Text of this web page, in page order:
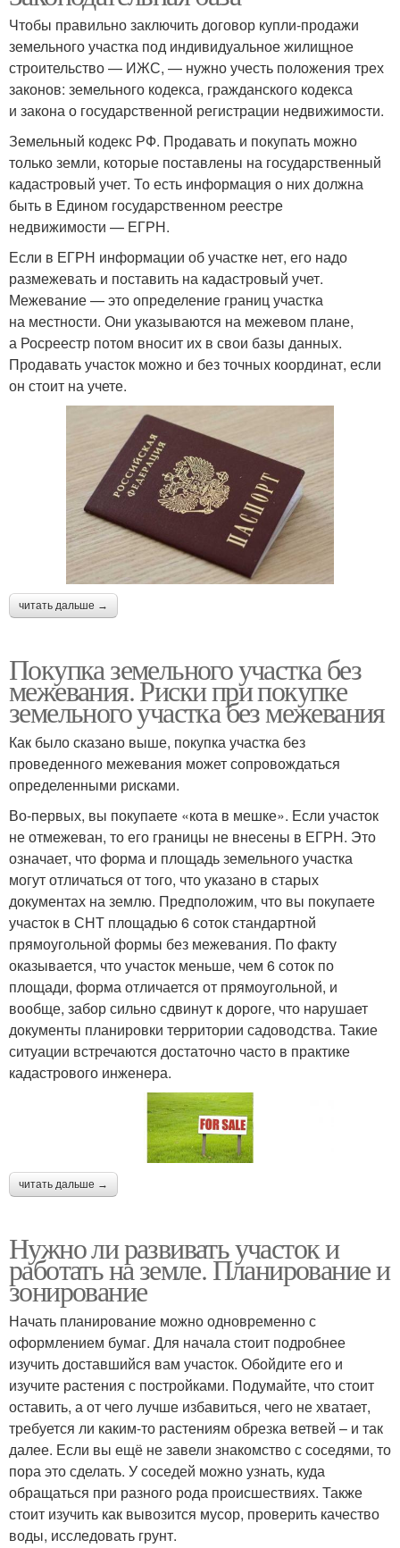
Чтобы правильно заключить договор купли-продажи
земельного участка под индивидуальное жилищное
строительство — ИЖС, — нужно учесть положения трех
законов: земельного кодекса, гражданского кодекса
и закона о государственной регистрации недвижимости.
Земельный кодекс РФ. Продавать и покупать можно
только земли, которые поставлены на государственный
кадастровый учет. То есть информация о них должна
быть в Едином государственном реестре
недвижимости — ЕГРН.
Если в ЕГРН информации об участке нет, его надо
размежевать и поставить на кадастровый учет.
Межевание — это определение границ участка
на местности. Они указываются на межевом плане,
а Росреестр потом вносит их в свои базы данных.
Продавать участок можно и без точных координат, если
он стоит на учете.
читать дальше →
Покупка земельного участка без
межевания. Риски при покупке
земельного участка без межевания
Как было сказано выше, покупка участка без
проведенного межевания может сопровождаться
определенными рисками.
Во-первых, вы покупаете «кота в мешке». Если участок
не отмежеван, то его границы не внесены в ЕГРН. Это
означает, что форма и площадь земельного участка
могут отличаться от того, что указано в старых
документах на землю. Предположим, что вы покупаете
участок в СНТ площадью 6 соток стандартной
прямоугольной формы без межевания. По факту
оказывается, что участок меньше, чем 6 соток по
площади, форма отличается от прямоугольной, и
вообще, забор сильно сдвинут к дороге, что нарушает
документы планировки территории садоводства. Такие
ситуации встречаются достаточно часто в практике
кадастрового инженера.
читать дальше →
Нужно ли развивать участок и
работать на земле. Планирование и
зонирование
Начать планирование можно одновременно с
оформлением бумаг. Для начала стоит подробнее
изучить доставшийся вам участок. Обойдите его и
изучите растения с постройками. Подумайте, что стоит
оставить, а от чего лучше избавиться, чего не хватает,
требуется ли каким-то растениям обрезка ветвей – и так
далее. Если вы ещё не завели знакомство с соседями, то
пора это сделать. У соседей можно узнать, куда
обращаться при разного рода происшествиях. Также
стоит изучить как вывозится мусор, проверить качество
воды, исследовать грунт.